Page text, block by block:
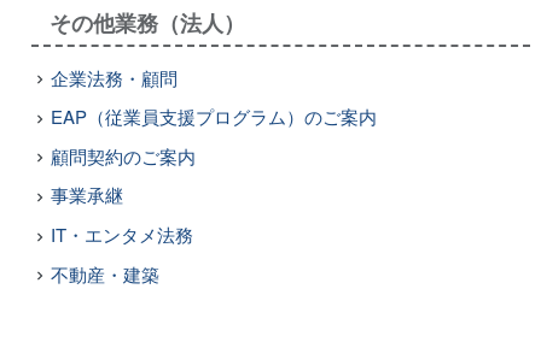
その他業務（法人）
企業法務・顧問
EAP（従業員支援プログラム）のご案内
顧問契約のご案内
事業承継
IT・エンタメ法務
不動産・建築